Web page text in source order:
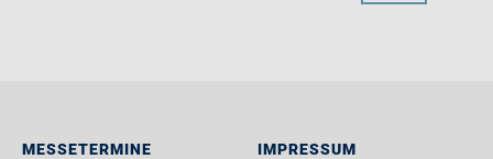
MESSETERMINE IMPRESSUM